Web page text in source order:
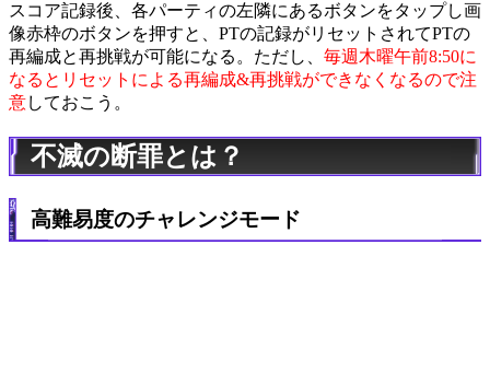
スコア記録後、各パーティの左隣にあるボタンをタップし画
像赤枠のボタンを押すと、PTの記録がリセットされてPTの
再編成と再挑戦が可能になる。ただし、 毎週木曜午前8:50に
なるとリセットによる再編成&再挑戦ができなくなるので注
意しておこう。
不滅の断罪とは？
高難易度のチャレンジモード